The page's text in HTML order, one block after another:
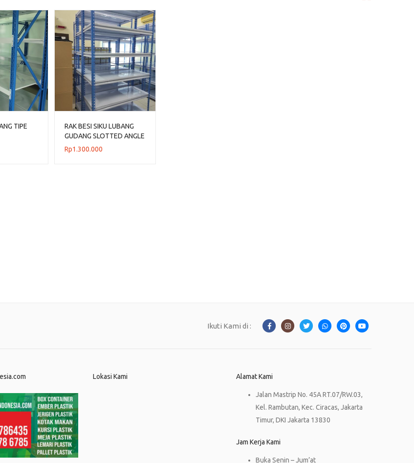
TIPE
RAK BESI SIKU LUBANG
GUDANG SLOTTED ANGLE
TIPE STALLUM 100
Rp1.300.000
Ikuti Kami di :
Lokasi Kami Alamat Kami
Jalan Mastrip No. 45A RT.07/RW.03,
Kel. Rambutan, Kec. Ciracas, Jakarta
Timur, DKI Jakarta 13830
Jam Kerja Kami
Buka Senin – Jum’at